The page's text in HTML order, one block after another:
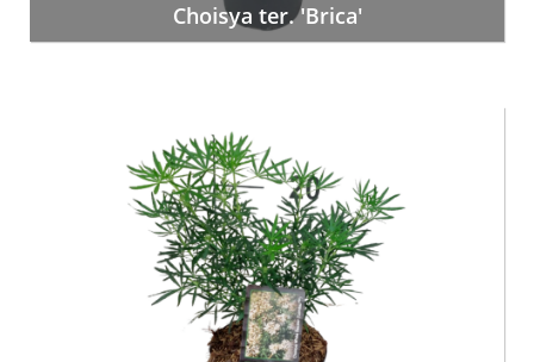
Choisya ter. 'Brica'